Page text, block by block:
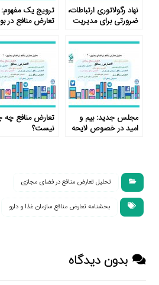
نهاد رگولاتوری ارتباطات،
ضرورتی برای مدیریت
ترویج یک مفهوم:
تعارض منافع در
مجلس جدید: بیم و
امید در خصوص لایحه
تعارض منافع چه
نیست؟
تحلیل تعارض منافع در فضای مجازی
بخشنامه تعارض منافع سازمان غذا و دارو
بدون دیدگاه